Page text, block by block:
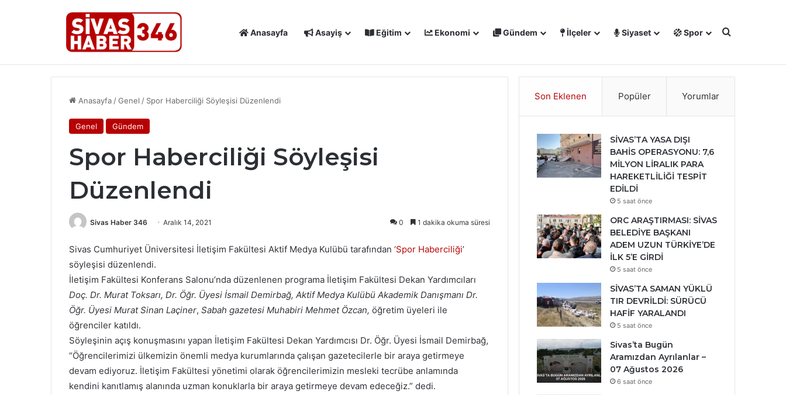
Anasayfa Asayiş Eğitim Ekonomi Gündem İlçeler Siyaset Spor Arama yap
Son Dakika Haberleri SİVAS’TA KÜLTÜR VE TURİZM ÇALIŞMALARI MASAYA YATIRILDI: YENİ PROJELER YOLDA
Anasayfa /Genel / Spor Haberciliği Söyleşisi Düzenlendi
Genel Gündem
Spor Haberciliği Söyleşisi
Düzenlendi
Sivas Haber 346 Aralık 14, 2021 0 1 dakika okuma süresi
Sivas Cumhuriyet Üniversitesi İletişim Fakültesi Aktif Medya Kulübü tarafından ‘Spor Haberciliği’
söyleşisi düzenlendi.
İletişim Fakültesi Konferans Salonu’nda düzenlenen programa İletişim Fakültesi Dekan Yardımcıları
Doç. Dr. Murat Toksarı, Dr. Öğr. Üyesi İsmail Demirbağ, Aktif Medya Kulübü Akademik Danışmanı Dr.
Öğr. Üyesi Murat Sinan Laçiner, Sabah gazetesi Muhabiri Mehmet Özcan, öğretim üyeleri ile
öğrenciler katıldı.
Söyleşinin açış konuşmasını yapan İletişim Fakültesi Dekan Yardımcısı Dr. Öğr. Üyesi İsmail Demirbağ,
“Öğrencilerimizi ülkemizin önemli medya kurumlarında çalışan gazetecilerle bir araya getirmeye
devam ediyoruz. İletişim Fakültesi yönetimi olarak öğrencilerimizin mesleki tecrübe anlamında
kendini kanıtlamış alanında uzman konuklarla bir araya getirmeye devam edeceğiz.” dedi.
Son Eklenen Popüler Yorumlar
SİVAS’TA YASA DIŞI
BAHİS OPERASYONU: 7,6
MİLYON LİRALIK PARA
HAREKETLİLİĞİ TESPİT
EDİLDİ
5 saat önce
ORC ARAŞTIRMASI: SİVAS
BELEDİYE BAŞKANI
ADEM UZUN TÜRKİYE’DE
İLK 5’E GİRDİ
5 saat önce
SİVAS’TA SAMAN YÜKLÜ
TIR DEVRİLDİ: SÜRÜCÜ
HAFİF YARALANDI
5 saat önce
Sivas’ta Bugün
Aramızdan Ayrılanlar –
07 Ağustos 2026
6 saat önce